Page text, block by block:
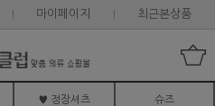
마이페이지 최근본상품
♥ 정장셔츠 슈즈